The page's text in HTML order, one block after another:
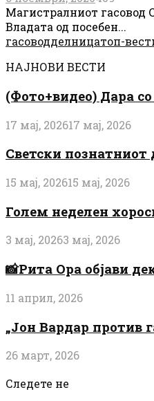
Магистралниот гасовод
Владата од посебен...
гасоводделницатоп-
НАЈНОВИ ВЕСТИ
(Фото+видео) Дара со
17 мај, 202617 мај, 2026
Светски познатниот
15 мај, 202615 мај, 2026
Голем неделен
3 мај, 20263 мај, 2026
📸Рита Ора објави
11 април, 2026
„Јон Вардар против
26 март, 2026
Следете не